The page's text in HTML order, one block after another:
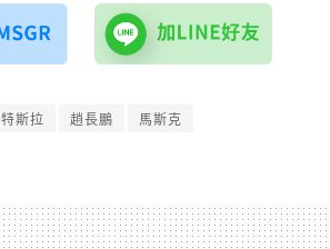
特斯拉 趙長鵬 馬斯克